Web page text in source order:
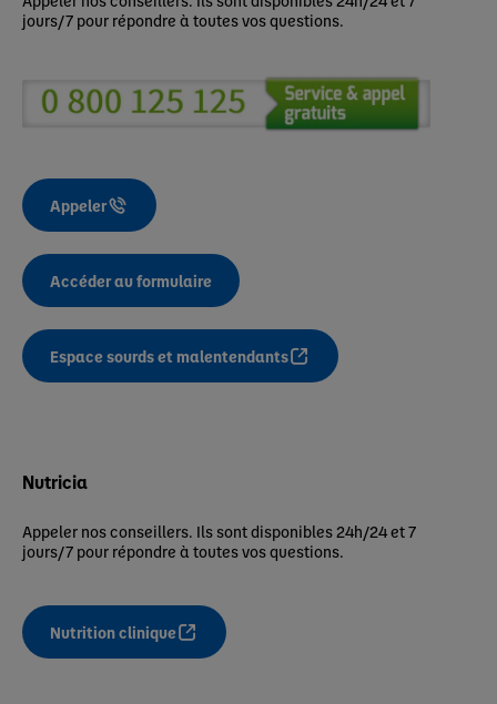
jours/7 pour répondre à toutes vos questions.
Appeler
Accéder au formulaire
Espace sourds et malentendants
Nutricia
Appeler nos conseillers. Ils sont disponibles 24h/24 et 7
jours/7 pour répondre à toutes vos questions.
Nutrition clinique